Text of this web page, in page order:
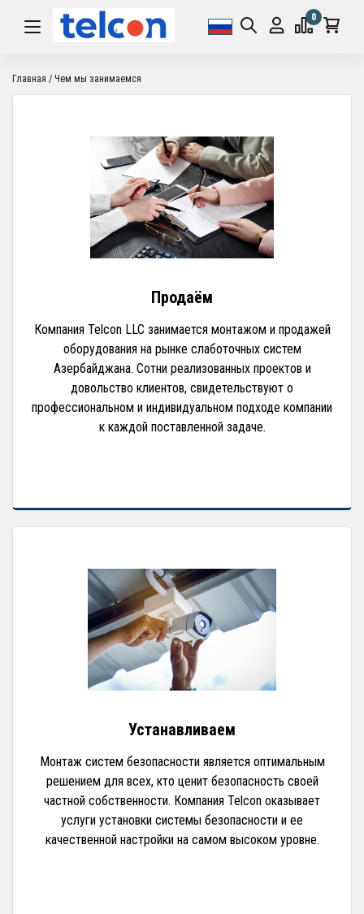
0
Главная Чем мы занимаемся
Продаём
Компания Telcon LLC занимается монтажом и продажей
оборудования на рынке слаботочных систем
Азербайджана. Сотни реализованных проектов и
довольство клиентов, свидетельствуют о
профессиональном и индивидуальном подходе компании
к каждой поставленной задаче.
Устанавливаем
Монтаж систем безопасности является оптимальным
решением для всех, кто ценит безопасность своей
частной собственности. Компания Telcon оказывает
услуги установки системы безопасности и ее
качественной настройки на самом высоком уровне.